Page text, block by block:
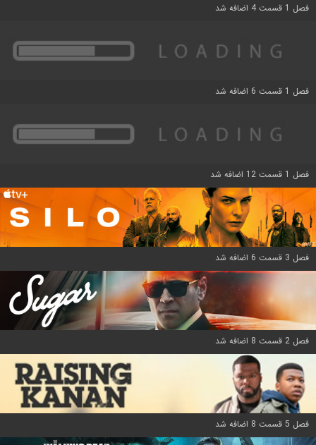
فصل 1 قسمت 4 اضافه شد
فصل 1 قسمت 6 اضافه شد
فصل 1 قسمت 12 اضافه شد
فصل 3 قسمت 6 اضافه شد
فصل 2 قسمت 8 اضافه شد
فصل 5 قسمت 8 اضافه شد